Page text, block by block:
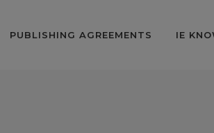
PUBLISHING AGREEMENTS IE